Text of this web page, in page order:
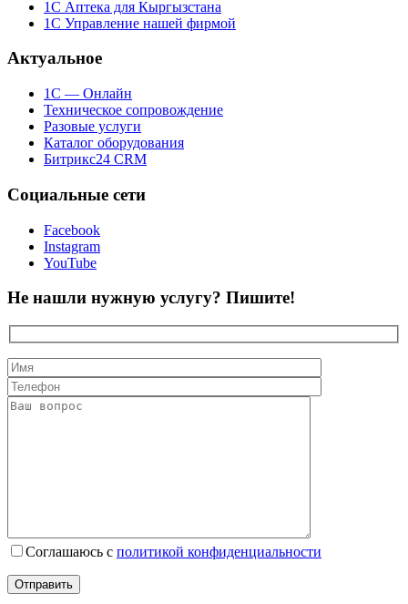
1С Аптека для Кыргызстана
1С Управление нашей фирмой
Актуальное
1С — Онлайн
Техническое сопровождение
Разовые услуги
Каталог оборудования
Битрикс24 CRM
Социальные сети
Facebook
Instagram
YouTube
Не нашли нужную услугу? Пишите!
Соглашаюсь с политикой конфиденциальности